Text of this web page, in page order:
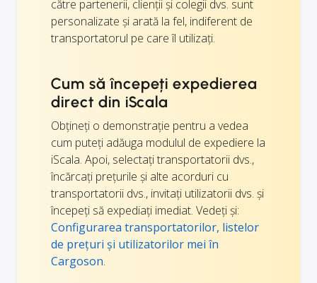
către partenerii, clienții și colegii dvs. sunt
personalizate și arată la fel, indiferent de
transportatorul pe care îl utilizați.
Cum să începeți expedierea
direct din iScala
Obțineți o demonstrație pentru a vedea
cum puteți adăuga modulul de expediere la
iScala. Apoi, selectați transportatorii dvs.,
încărcați prețurile și alte acorduri cu
transportatorii dvs., invitați utilizatorii dvs. și
începeți să expediați imediat. Vedeți și:
Configurarea transportatorilor, listelor
de prețuri și utilizatorilor mei în
Cargoson.